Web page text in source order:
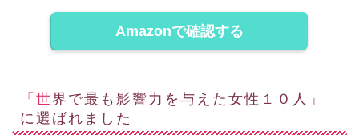
Amazonで確認する
「世界で最も影響力を与えた女性１０人」
に選ばれました